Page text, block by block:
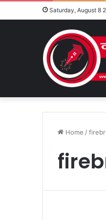
Saturday, August 8
Home /